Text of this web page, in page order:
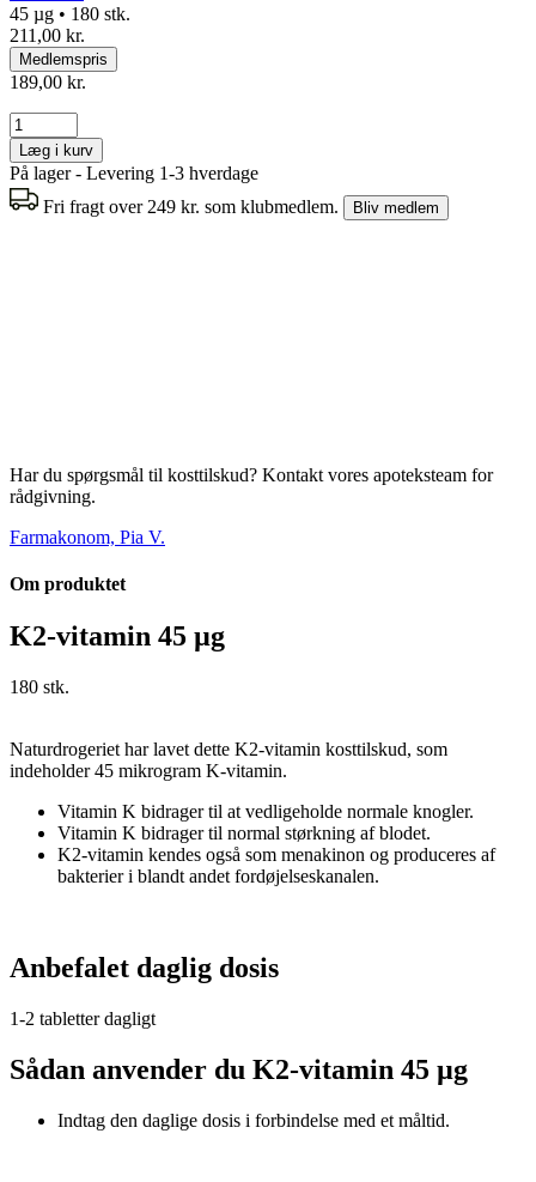
45 µg • 180 stk.
211,00 kr.
Medlemspris
189,00 kr.
Læg i kurv
På lager - Levering 1-3 hverdage
Fri fragt over 249 kr. som klubmedlem.
Bliv medlem
Har du spørgsmål til kosttilskud? Kontakt vores apoteksteam for
rådgivning.
Farmakonom, Pia V.
Om produktet
K2-vitamin 45 µg
180 stk.
Naturdrogeriet har lavet dette K2-vitamin kosttilskud, som
indeholder 45 mikrogram K-vitamin.
Vitamin K bidrager til at vedligeholde normale knogler.
Vitamin K bidrager til normal størkning af blodet.
K2-vitamin kendes også som menakinon og produceres af
bakterier i blandt andet fordøjelseskanalen.
Anbefalet daglig dosis
1-2 tabletter dagligt
Sådan anvender du K2-vitamin 45 µg
Indtag den daglige dosis i forbindelse med et måltid.